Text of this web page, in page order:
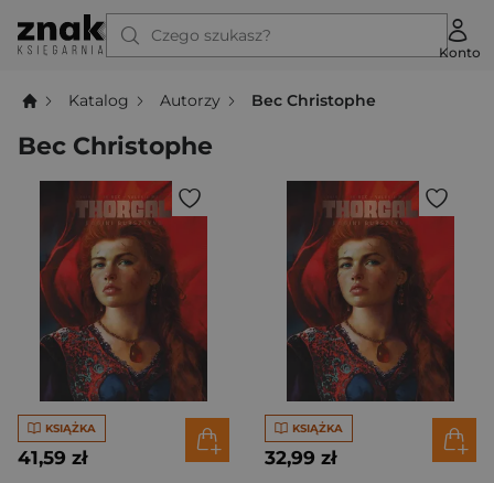
Czego szukasz?
Konto
Katalog Autorzy Bec Christophe
Bec Christophe
KSIĄŻKA
41,59 zł
KSIĄŻKA
32,99 zł